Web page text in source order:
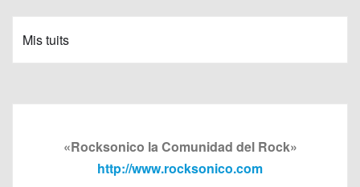
Mis tuits
«Rocksonico la Comunidad del Rock»
http://www.rocksonico.com